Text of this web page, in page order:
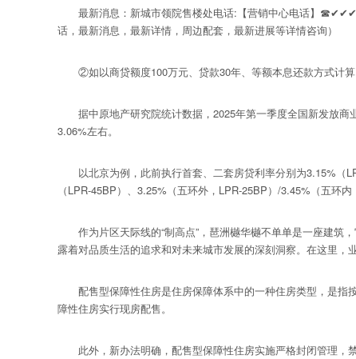
最新消息：新城市领院售楼处电话:【营销中心电话】☎✔✔✔
话，最新消息，最新详情，周边配套，最新进展等详情咨询）
②如以商贷额度100万元、贷款30年、等额本息还款方式计算
据中原地产研究院统计数据，2025年第一季度全国新发放商
3.06%左右。
以北京为例，此前执行首套、二套房贷利率分别为3.15%（
（LPR-45BP）、3.25%（五环外，LPR-25BP）/3.45%（五环
作为片区天际线的“制高点”，琶洲樾华樾不单单是一座建筑
露着对品质生活的追求和对未来城市发展的深刻洞察。在这里，
配售型保障性住房是住房保障体系中的一种住房类型，是指
障性住房实行现房配售。
此外，新办法明确，配售型保障性住房实施严格封闭管理，